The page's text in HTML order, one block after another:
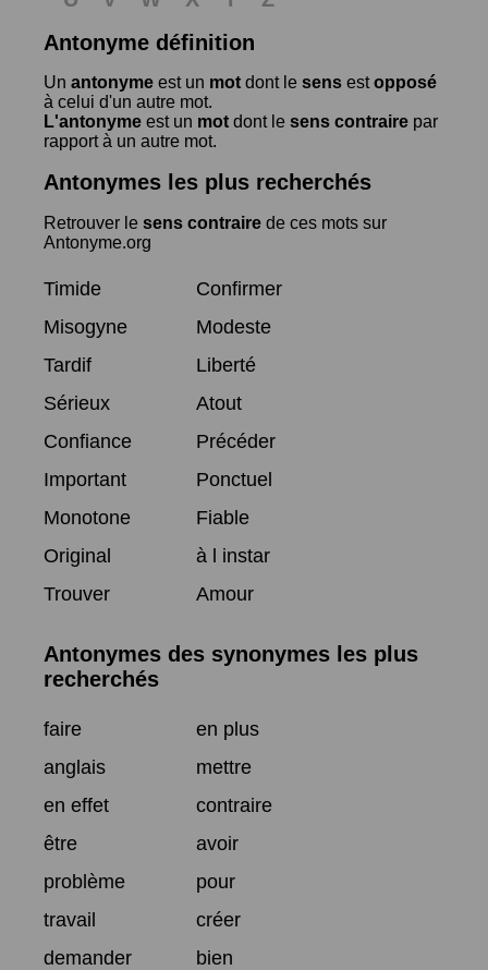
Antonyme définition
Un antonyme est un mot dont le sens estopposé
à celui d'un autre mot.
L'antonyme est un mot dont le sens contraire par
rapport à un autre mot.
Antonymes les plus recherchés
Retrouver le sens contraire de ces mots sur
Antonyme.org
Timide
Confirmer
Misogyne
Modeste
Tardif
Liberté
Sérieux
Atout
Confiance
Précéder
Important
Ponctuel
Monotone
Fiable
Original
à l instar
Trouver
Amour
Antonymes des synonymes les plus
recherchés
faire
en plus
anglais
mettre
en effet
contraire
être
avoir
problème
pour
travail
créer
demander
bien